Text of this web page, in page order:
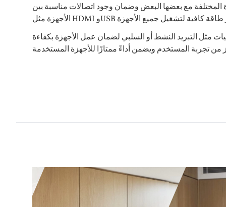
المختلفة مع بعضها البعض وضمان وجود اتصالات مناسبة بين
مثل التبريد النشط أو السلبي لضمان عمل الأجهزة بكفاءة